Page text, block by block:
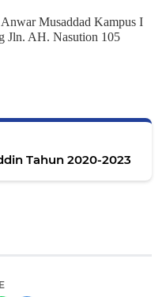
Musaddad Kampus I
Jln. AH. Nasution 105
Tahun 2020-2023